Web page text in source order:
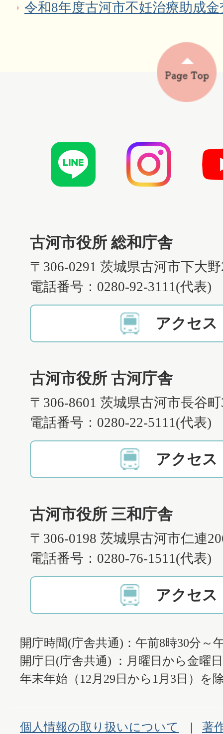
令和8年度古河市不妊治療助成
古河市役所 総和庁舎
〒306-0291 茨城県古河市下大
電話番号：0280-92-3111(代表)
アクセス
古河市役所 古河庁舎
〒306-8601 茨城県古河市長谷
電話番号：0280-22-5111(代表)
アクセス
古河市役所 三和庁舎
〒306-0198 茨城県古河市仁連
電話番号：0280-76-1511(代表)
アクセス
開庁時間(庁舎共通)：午前8時30分～
開庁日(庁舎共通) ：月曜日から金曜
年末年始（12月29日から1月3日）を
個人情報の取り扱いについて
著